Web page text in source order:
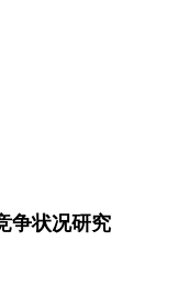
争状况研究